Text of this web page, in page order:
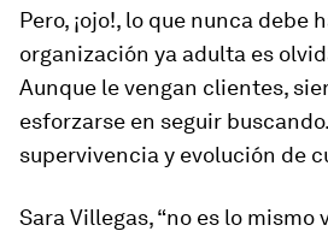
Pero, ¡ojo!, lo que nunca debe
organización ya adulta es
Aunque le vengan clientes,
esforzarse en seguir
supervivencia y evolución de
Sara Villegas, “no es lo